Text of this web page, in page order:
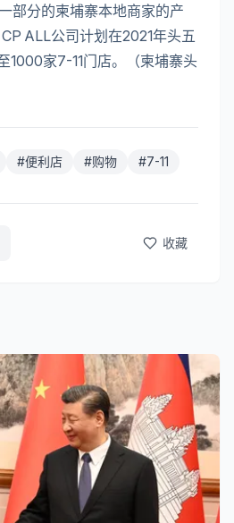
部分的柬埔寨本地商家的产
ALL公司计划在2021年头五
1000家7-11门店。（柬埔寨头
#便利店 #购物 #7-11
收藏